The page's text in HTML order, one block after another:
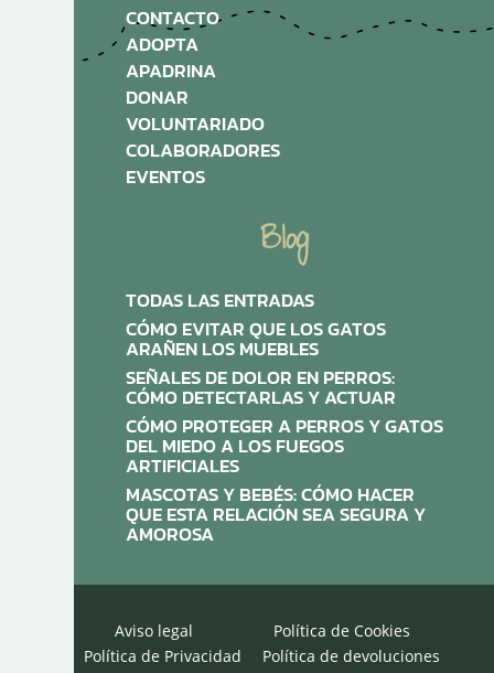
CONTACTO
ADOPTA
APADRINA
DONAR
VOLUNTARIADO
COLABORADORES
EVENTOS
Blog
TODAS LAS ENTRADAS
CÓMO EVITAR QUE LOS GATOS
ARAÑEN LOS MUEBLES
SEÑALES DE DOLOR EN PERROS:
CÓMO DETECTARLAS Y ACTUAR
CÓMO PROTEGER A PERROS Y GATOS
DEL MIEDO A LOS FUEGOS
ARTIFICIALES
MASCOTAS Y BEBÉS: CÓMO HACER
QUE ESTA RELACIÓN SEA SEGURA Y
AMOROSA
Aviso legal
Política de Cookies
Política de Privacidad
Política de devoluciones